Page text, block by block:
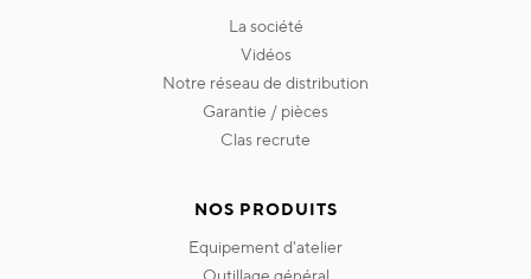
la société
vidéos
notre réseau de distribution
garantie / pièces
clas recrute
NOS PRODUITS
equipement d'atelier